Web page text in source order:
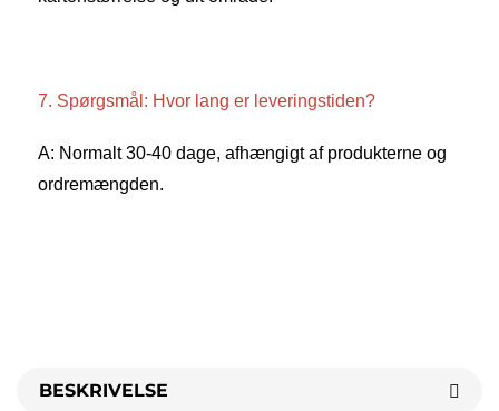
7. Spørgsmål: Hvor lang er leveringstiden?
A: Normalt 30-40 dage, afhængigt af produkterne og
ordremængden.
BESKRIVELSE